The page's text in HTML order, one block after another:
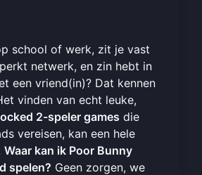
school of werk, zit je vast
netwerk, en zin hebt in
een vriend(in)? Dat kennen
vinden van echt leuke,
2-speler games die
vereisen, kan een hele
Waar kan ik Poor Bunny
spelen? Geen zorgen, we